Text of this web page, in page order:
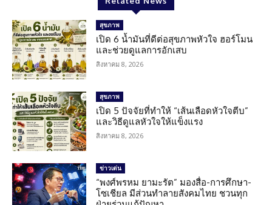
สุขภาพ
เปิด 6 น้ำมันที่ดีต่อสุขภาพหัวใจ ฮอร์โมน
และช่วยดูแลการอักเสบ
สิงหาคม 8, 2026
สุขภาพ
เปิด 5 ปัจจัยที่ทำให้ “เส้นเลือดหัวใจตีบ”
และวิธีดูแลหัวใจให้แข็งแรง
สิงหาคม 8, 2026
ข่าวเด่น
“พงศ์พรหม ยามะรัต” มองสื่อ-การศึกษา-
โซเชียล มีส่วนทำลายสังคมไทย ชวนทุก